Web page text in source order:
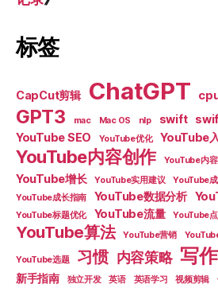
标签
CapCut剪辑 ChatGPT
GPT3 mac Mac OS nlp swift
YouTube SEO YouTube优化 YouTube
YouTube内容创作 YouTube内
YouTube增长 YouTube实用建议 YouTube
YouTube成长指南 YouTube数据分析
YouTube标题优化 YouTube流量 YouTube
YouTube算法 YouTube营销
YouTube选题 习惯 内容策略 写作
新手指南 独立开发 英语 英语学习 视频剪辑